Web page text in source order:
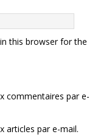
this browser for the
commentaires par e-
articles par e-mail.